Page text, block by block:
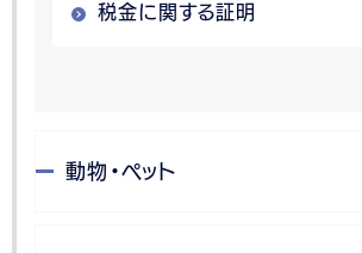
税金に関する証明
動物・ペット